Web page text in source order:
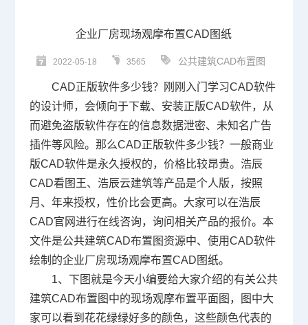
企业厂房现场观摩布置CAD图纸
2022-05-18 3565 公共建筑CAD布置图
CAD正版软件多少钱？刚刚入门学习CAD软件
的设计师，会倾向于下载、安装正版CAD软件，从
而避免盗版软件存在的信息数据泄密、未知名广告
插件等风险。那么CAD正版软件多少钱？一般商业
版CAD软件是永久授权的，价格比较昂贵。浩辰
CAD看图王、浩辰云建筑等产品是个人版，按照
月、年来授权，性价比会更高。大家可以在浩辰
CAD官网进行在线咨询，询问相关产品的报价。本
文件是公共建筑CAD布置图资源中、使用CAD软件
绘制的企业厂房现场观摩布置CAD 图纸。
1、下图就是今天小编要给大家介绍的有关公共
建筑CAD布置图中的现场观摩布置平面图，图中大
家可以看到花花绿绿好多的颜色，这些颜色代表的